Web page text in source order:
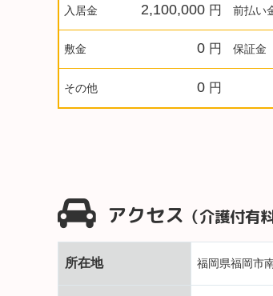
入居金 2,100,000 円 前払い
敷金 0 円 保証金
その他 0 円
アクセス （介護付有
所在地 福岡県福岡市